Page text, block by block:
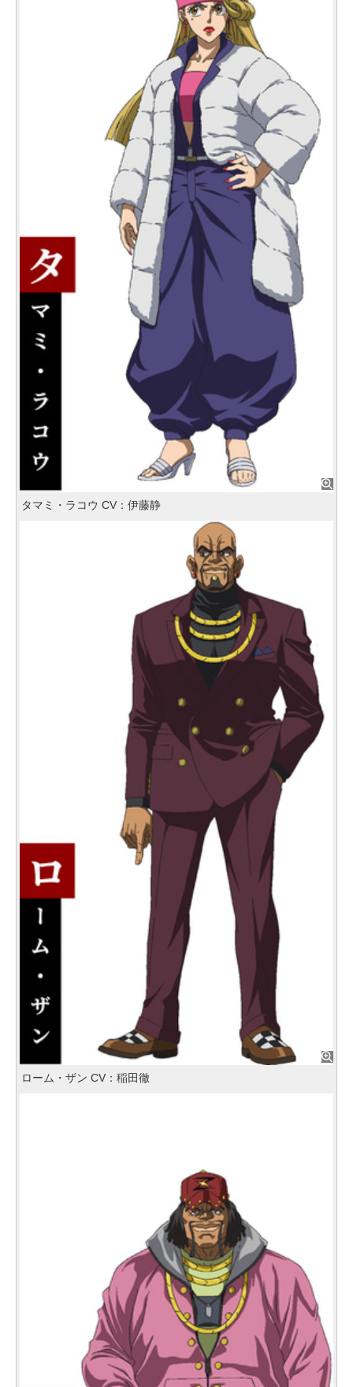
タマミ・ラコウ CV：伊藤静
ローム・ザン CV：稲田徹